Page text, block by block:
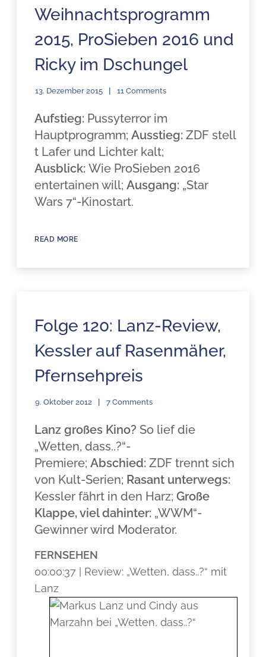
Weihnachtsprogramm
2015, ProSieben 2016 und
Ricky im Dschungel
13. Dezember 2015 11 Comments
Aufstieg: Pussyterror im
Hauptprogramm;Ausstieg: ZDF stell
t Lafer und Lichter kalt;
Ausblick: Wie ProSieben 2016
entertainen will;Ausgang: „Star
Wars 7“-Kinostart.
READ MORE
Folge 120: Lanz-Review,
Kessler auf Rasenmäher,
Pfernsehpreis
9. Oktober 2012 7 Comments
Lanz großes Kino? So lief die
„Wetten, dass..?“-
Premiere;Abschied: ZDF trennt sich
von Kult-Serien; Rasant unterwegs:
Kessler fährt in den Harz;Große
Klappe, viel dahinter: „WWM“-
Gewinner wird Moderator.
FERNSEHEN
00:00:37 | Review: „Wetten, dass..?“ mit
Lanz